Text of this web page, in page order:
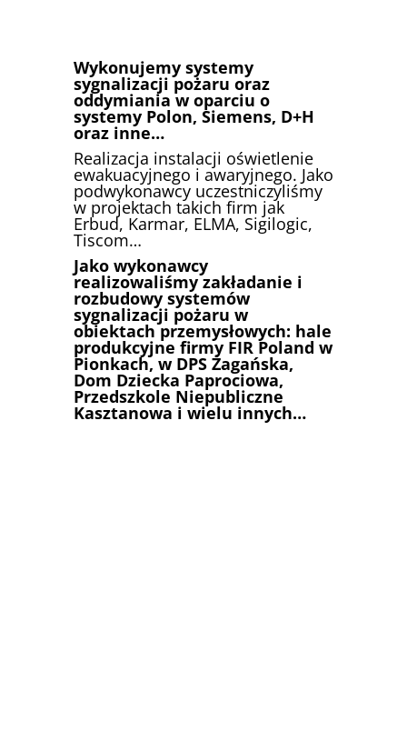
Wykonujemy systemy
sygnalizacji pożaru oraz
oddymiania w oparciu o
systemy Polon, Siemens, D+H
oraz inne…
Realizacja instalacji oświetlenie
ewakuacyjnego i awaryjnego. Jako
podwykonawcy uczestniczyliśmy
w projektach takich firm jak
Erbud, Karmar, ELMA, Sigilogic,
Tiscom…
Jako wykonawcy
realizowaliśmy zakładanie i
rozbudowy systemów
sygnalizacji pożaru w
obiektach przemysłowych: hale
produkcyjne firmy FIR Poland w
Pionkach, w DPS Żagańska,
Dom Dziecka Paprociowa,
Przedszkole Niepubliczne
Kasztanowa i wielu innych…